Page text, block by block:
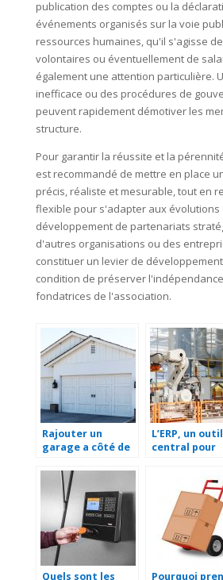
publication des comptes ou la
événements organisés sur la voie
ressources humaines, qu'il s'agisse
volontaires ou éventuellement de
également une attention particulière.
inefficace ou des procédures de
peuvent rapidement démotiver les
structure.
Pour garantir la réussite et la
est recommandé de mettre en place
précis, réaliste et mesurable, tout en
flexible pour s'adapter aux évolutions
développement de partenariats
d'autres organisations ou des
constituer un levier de
condition de préserver
fondatrices de l'association.
Rajouter un
garage a côté de
L’ERP, un outil
central pour
entreprise
Quels sont les
Pourquoi